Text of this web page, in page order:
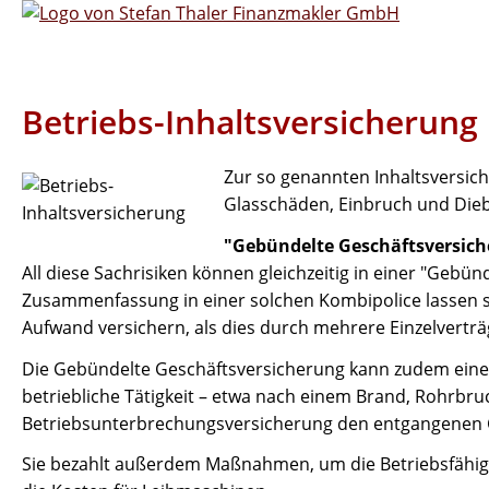
Betriebs-Inhaltsversicherung
Zur so genannten
Glasschäden, Einbruch und
"Gebündelte
All diese Sachrisiken können gleichzeitig in einer
Zusammenfassung in einer solchen Kombipolice
Aufwand versichern, als dies durch mehrere
Die Gebündelte Geschäftsversicherung kann zudem
betriebliche Tätigkeit – etwa nach einem Brand,
Betriebsunterbrechungsversicherung den
Sie bezahlt außerdem Maßnahmen, um die